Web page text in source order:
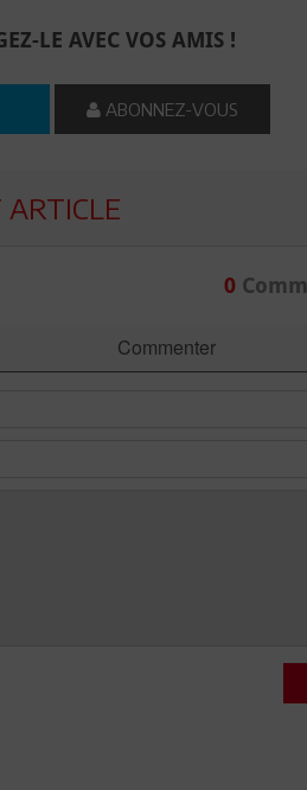
LE AVEC VOS AMIS !
ABONNEZ-VOUS
0
Commenter